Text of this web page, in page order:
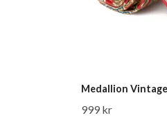
Medallion
999 kr